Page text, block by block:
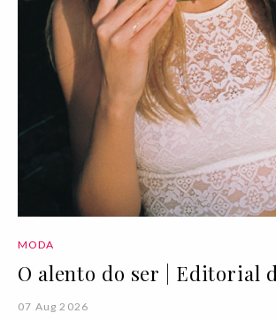
MODA
O alento do ser | Editorial
07 Aug 2026